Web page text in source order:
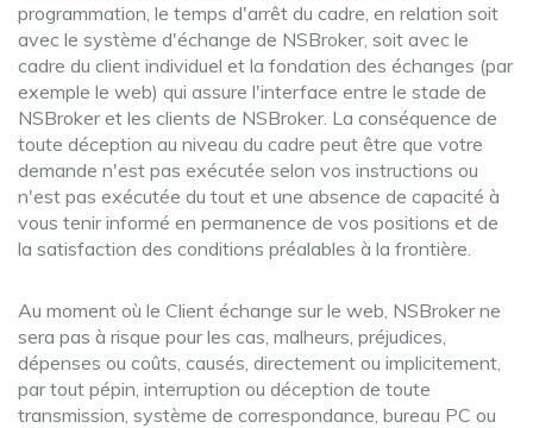
programmation, le temps d'arrêt du cadre, en relation soit
avec le système d'échange de NSBroker, soit avec le
cadre du client individuel et la fondation des échanges (par
exemple le web) qui assure l'interface entre le stade de
NSBroker et les clients de NSBroker. La conséquence de
toute déception au niveau du cadre peut être que votre
demande n'est pas exécutée selon vos instructions ou
n'est pas exécutée du tout et une absence de capacité à
vous tenir informé en permanence de vos positions et de
la satisfaction des conditions préalables à la frontière.
Au moment où le Client échange sur le web, NSBroker ne
sera pas à risque pour les cas, malheurs, préjudices,
dépenses ou coûts, causés, directement ou implicitement,
par tout pépin, interruption ou déception de toute
transmission, système de correspondance, bureau PC ou